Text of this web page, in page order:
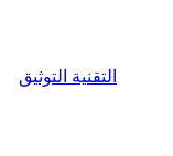
التقنية التوثيق